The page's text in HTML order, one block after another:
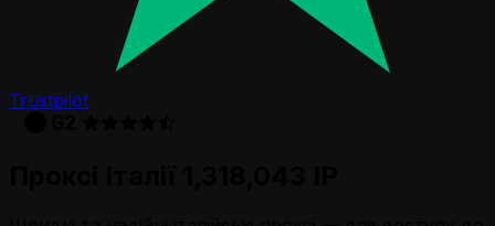
Trustpilot